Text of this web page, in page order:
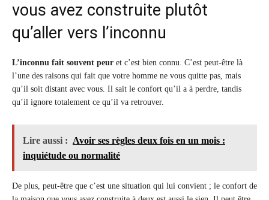
vous avez construite plutôt
qu’aller vers l’inconnu
L’inconnu fait souvent peur et c’est bien connu. C’est peut-être là
l’une des raisons qui fait que votre homme ne vous quitte pas, mais
qu’il soit distant avec vous. Il sait le confort qu’il a à perdre, tandis
qu’il ignore totalement ce qu’il va retrouver.
Lire aussi : Avoir ses règles deux fois en un mois :
inquiétude ou normalité
De plus, peut-être que c’est une situation qui lui convient ; le confort de